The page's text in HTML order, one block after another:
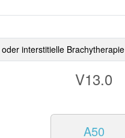
interstitielle Brachytherapie
V13.0
A50